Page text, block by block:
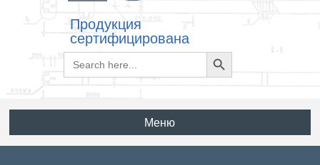
Продукция
сертифицирована
Search
for:
Search
Button
Меню